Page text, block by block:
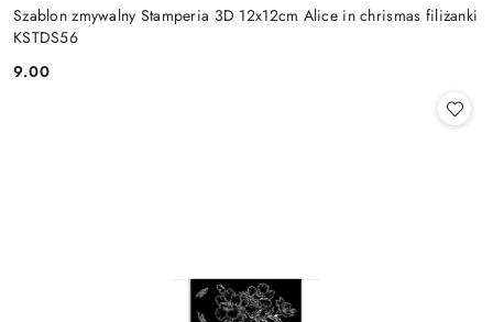
Szablon zmywalny Stamperia 3D 12x12cm Alice in chrismas filiżanki
KSTDS56
Cena:
9.00